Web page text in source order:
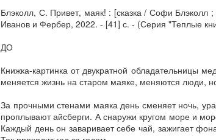
Блэколл, С. Привет, маяк! : [сказка / Софи
Иванов и Фербер, 2022. - [41] с. - (Серия "Теплые
ДО
Книжка-картинка от двукратной обладательницы
меняется жизнь на старом маяке, меняются люди,
За прочными стенами маяка день сменяет ночь,
проплывают айсберги. А снаружи кругом море и
Каждый день он заваривает себе чай, зажигает